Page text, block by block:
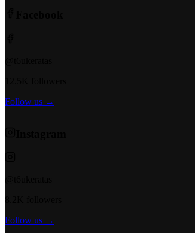
Follow us →
Follow us →